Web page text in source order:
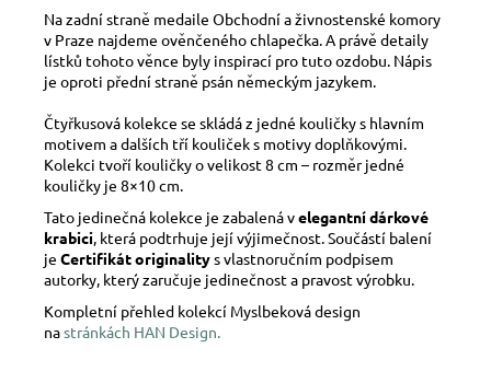
Na zadní straně medaile Obchodní a živnostenské komory
v Praze najdeme ověnčeného chlapečka. A právě detaily
lístků tohoto věnce byly inspirací pro tuto ozdobu. Nápis
je oproti přední straně psán německým jazykem.
Čtyřkusová kolekce se skládá z jedné kouličky s hlavním
motivem a dalších tří kouliček s motivy doplňkovými.
Kolekci tvoří kouličky o velikost 8 cm – rozměr jedné
kouličky je 8×10 cm.
Tato jedinečná kolekce je zabalená velegantní dárkové
krabici, která podtrhuje její výjimečnost. Součástí balení
je Certifikát originalitys vlastnoručním podpisem
autorky, který zaručuje jedinečnost a pravost výrobku.
Kompletní přehled kolekcí Myslbeková design
nastránkách HAN Design.